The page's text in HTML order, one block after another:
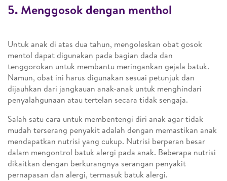
5. Menggosok dengan menthol
Untuk anak di atas dua tahun, mengoleskan obat gosok
mentol dapat digunakan pada bagian dada dan
tenggorokan untuk membantu meringankan gejala batuk.
Namun, obat ini harus digunakan sesuai petunjuk dan
dijauhkan dari jangkauan anak-anak untuk menghindari
penyalahgunaan atau tertelan secara tidak sengaja.
Salah satu cara untuk membentengi diri anak agar tidak
mudah terserang penyakit adalah dengan memastikan anak
mendapatkan nutrisi yang cukup. Nutrisi berperan besar
dalam mengontrol batuk alergi pada anak. Beberapa nutrisi
dikaitkan dengan berkurangnya serangan penyakit
pernapasan dan alergi, termasuk batuk alergi.